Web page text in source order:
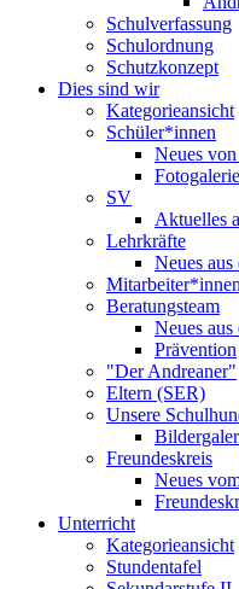
Schulverfassung
Schulordnung
Schutzkonzept
Dies sind wir
Kategorieansicht
Schüler*innen
Neues
SV
Aktuelles
Lehrkräfte
Neues
Beratungsteam
Neues aus
Prävention
"Der Andreaner"
Eltern (SER)
Unsere
Freundeskreis
Neues
Unterricht
Kategorieansicht
Stundentafel